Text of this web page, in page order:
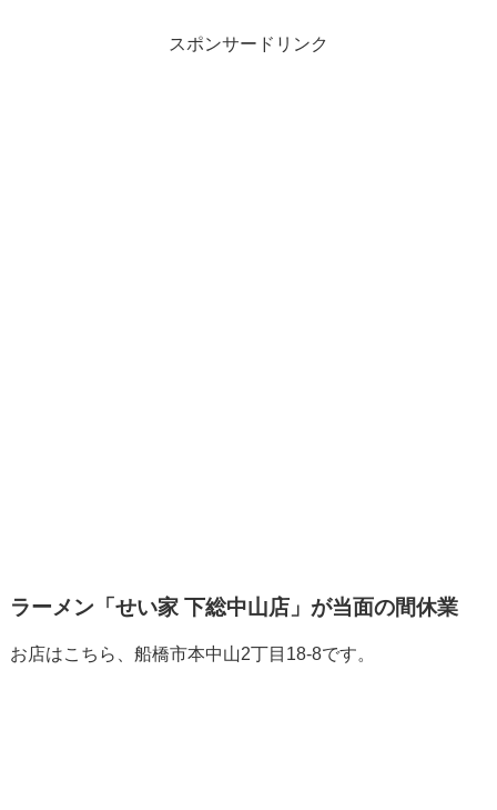
スポンサードリンク
ラーメン「せい家 下総中山店」が当面の間休業
お店はこちら、船橋市本中山2丁目18-8です。